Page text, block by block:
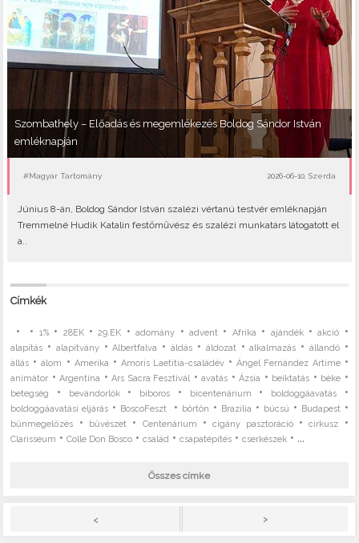
Szombathely – Előadás és megemlékezés Boldog Sándor István
emléknapján
#Magyar Tartomány 2026-06-10, Szerda
Június 8-án, Boldog Sándor István szalézi vértanú testvér emléknapján
Tremmelné Hudik Katalin festőművész és szalézi munkatárs látogatott el
a..
Címkék
• • 1%• 28EK•29.EK •adomány •advent • Afrika • ajándék•akció •
alapítás • alapítvány•Albertfalva •áldás • áldozat•alkalmazás • állandó•
állás •álom • Amerika • Amoris Laetitia-családév •Ángel Fernández Artime•
animátor •Argentína •Ars Sacra Fesztivál •avatás •Ázsia • beiktatás • béke •
betegség • bevándorlók• bíboros • bicentenárium • boldoggáavatás•
boldoggáavatási eljárás • BoscoFeszt • börtön • Brazília • búcsú • Budapest•
bűnmegelőzés • bűvészet• Centenárium •cigány pasztoráció•cirkusz •
Clarisseum •Colle Don Bosco •család •csapatépítés •cserkészek • ...
Összes címke
< >